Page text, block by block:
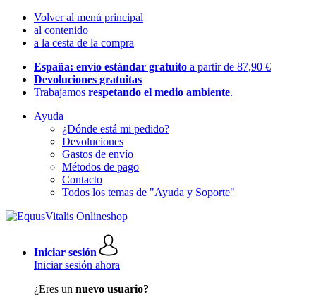
Volver al menú principal
al contenido
a la cesta de la compra
España: envío estándar gratuito a partir de 87,90 €
Devoluciones gratuitas
Trabajamos respetando el medio ambiente.
Ayuda
¿Dónde está mi pedido?
Devoluciones
Gastos de envío
Métodos de pago
Contacto
Todos los temas de "Ayuda y Soporte"
Iniciar sesión
Iniciar sesión ahora
¿Eres un nuevo usuario?